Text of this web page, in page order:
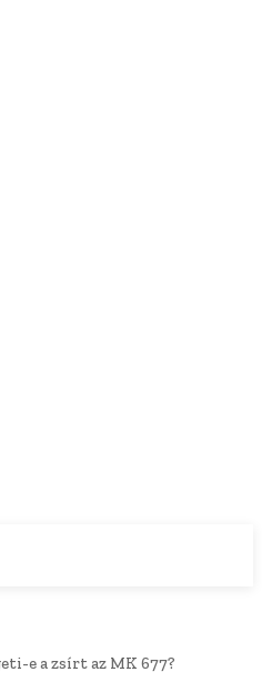
e a zsírt az MK 677?